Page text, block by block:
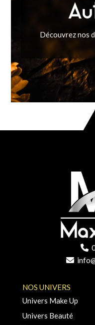
Découvrez nos
NOS UNIVERS
Univers Make Up
Univers Beauté